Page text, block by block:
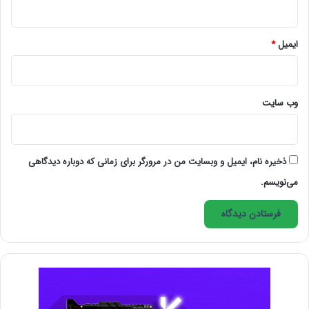
بسیاری از برنامه نویسان مبتدی از عملگر “+” استفاده می
نمایند. این کار باعث تلف شدن حافظه می شود چرا که هر
گاه یک رشته ی جدید ایجاد می شود ، یک String Object
جدید توسط خود جاوا ایجاد می گردد . تولید مداوم رشته
های از نوع شیءstring object)) باعث می شود اجرای
برنامه ی کدنویسی شده ، کند شود.
2. برای Type checking
ها استفاده کنید
ذات جاوا از نوع جنریک می باشد و این به برنامه نویسان
ایمیل*
وب‌ سایت
ذخیره نام، ایمیل و وبسایت من در مرورگر برای زمانی که دوباره دیدگاهی
می‌نویسم.